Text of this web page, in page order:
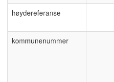
høydereferanse
kommunenummer